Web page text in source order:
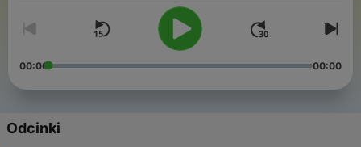
00:00 00:00
Odcinki